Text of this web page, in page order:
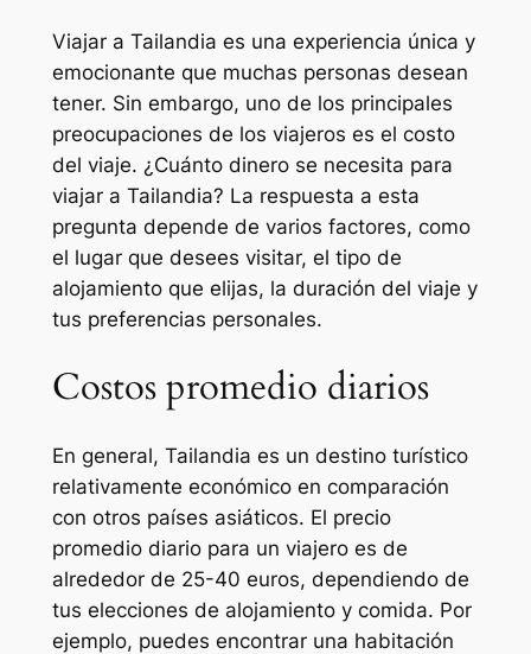
Viajar a Tailandia es una experiencia única y
emocionante que muchas personas desean
tener. Sin embargo, uno de los principales
preocupaciones de los viajeros es el costo
del viaje. ¿Cuánto dinero se necesita para
viajar a Tailandia? La respuesta a esta
pregunta depende de varios factores, como
el lugar que desees visitar, el tipo de
alojamiento que elijas, la duración del viaje y
tus preferencias personales.
Costos promedio diarios
En general, Tailandia es un destino turístico
relativamente económico en comparación
con otros países asiáticos. El precio
promedio diario para un viajero es de
alrededor de 25-40 euros, dependiendo de
tus elecciones de alojamiento y comida. Por
ejemplo, puedes encontrar una habitación